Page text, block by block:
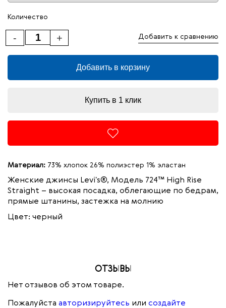
Количество
+
- Добавить к сравнению
Добавить в корзину
Купить в 1 клик
Материал: 73% хлопок 26% полиэстер 1% эластан
Женские джинсы Levi's®, Модель 724™ High Rise
Straight – высокая посадка, облегающие по бедрам,
прямые штанины, застежка на молнию
Цвет: черный
ОТЗЫВЫ
Нет отзывов об этом товаре.
Пожалуйста авторизируйтесь или создайте